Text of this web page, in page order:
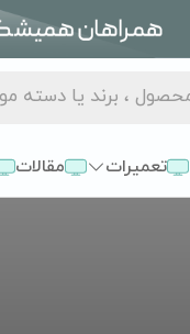
تعمیرات مقالات